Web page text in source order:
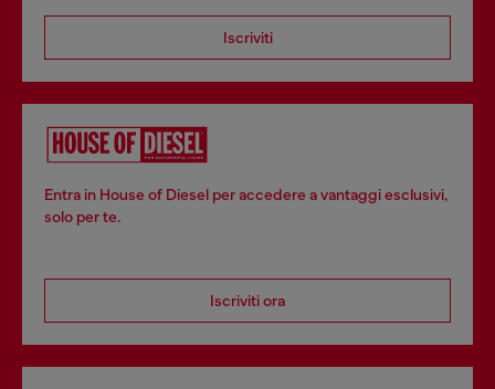
Iscriviti
Entra in House of Diesel per accedere a vantaggi esclusivi,
solo per te.
Iscriviti ora